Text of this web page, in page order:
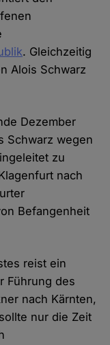
. Gleichzeitig
Alois Schwarz
Dezember
Schwarz wegen
zu
nach
Befangenheit
reist ein
Führung des
nach Kärnten,
nur die Zeit